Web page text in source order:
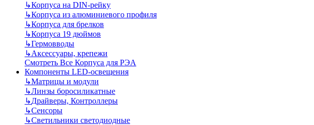
↳Корпуса на DIN-рейку
↳Корпуса из алюминиевого профиля
↳Корпуса для брелков
↳Корпуса 19 дюймов
↳Гермовводы
↳Аксессуары, крепежи
Смотреть Все Корпуса для РЭА
Компоненты LED-освещения
↳Матрицы и модули
↳Линзы боросиликатные
↳Драйверы, Контроллеры
↳Сенсоры
↳Светильники светодиодные